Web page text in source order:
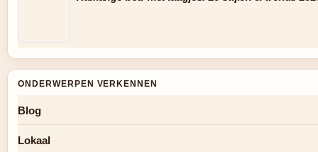
ONDERWERPEN VERKENNEN
Blog
Lokaal